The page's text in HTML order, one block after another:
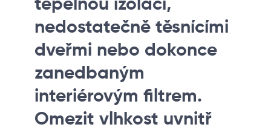
tepelnou izolací,
nedostatečně těsnícími
dveřmi nebo dokonce
zanedbaným
interiérovým filtrem.
Omezit vlhkost uvnitř